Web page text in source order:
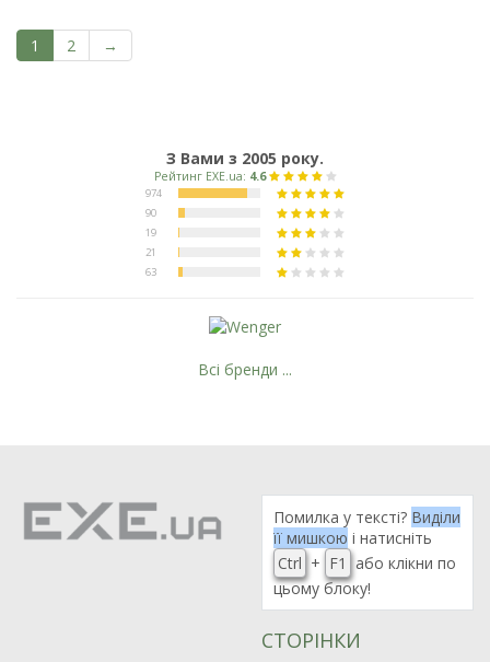
1 2 →
З Вами з 2005 року.
Всі бренди ...
Помилка у тексті? Виділи
її мишкою і натисніть
Ctrl + F1
або клікни по
цьому блоку!
СТОРІНКИ